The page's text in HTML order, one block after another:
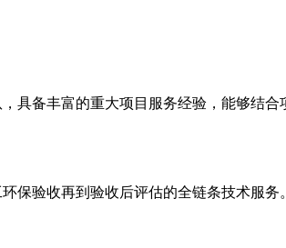
备丰富的重大项目服务经验，能够结合
验收再到验收后评估的全链条技术服务。